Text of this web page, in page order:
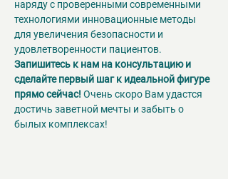
наряду с проверенными современными
технологиями инновационные методы
для увеличения безопасности и
удовлетворенности пациентов.
Запишитесь к нам на консультацию и
сделайте первый шаг к идеальной фигуре
прямо сейчас! Очень скоро Вам удастся
достичь заветной мечты и забыть о
былых комплексах!